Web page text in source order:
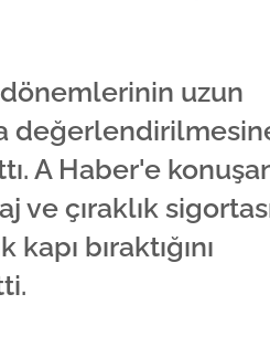
dönemlerinin uzun
A Haber'e
ve çıraklık
bıraktığını